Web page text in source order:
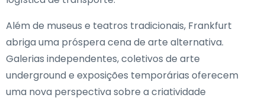
Além de museus e teatros tradicionais, Frankfurt
abriga uma próspera cena de arte alternativa.
Galerias independentes, coletivos de arte
underground e exposições temporárias oferecem
uma nova perspectiva sobre a criatividade